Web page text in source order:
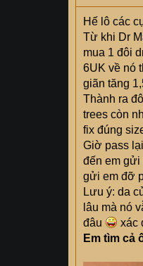
Hế lô các
Từ khi Dr
mua 1 đôi
6UK về nó
giãn tăng
Thành ra
trees còn
fix đúng
Giờ pass
đến em gửi
gửi em đỡ
Lưu ý: da
lâu mà nó
đâu
xác
Em tìm cả